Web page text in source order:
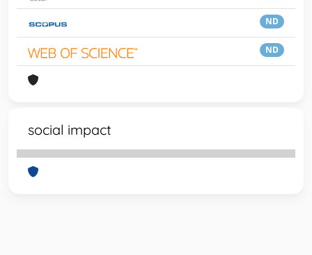
ND
ND
social impact